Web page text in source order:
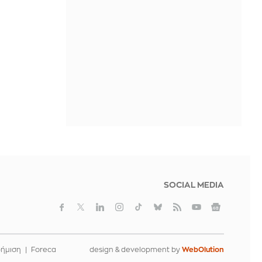
SOCIAL MEDIA
Foreca design & development by WebOlution